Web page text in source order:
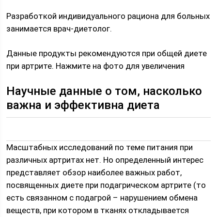
Разработкой индивидуального рациона для больных
занимается врач-диетолог.
Данные продукты рекомендуются при общей диете
при артрите. Нажмите на фото для увеличения
Научные данные о том, насколько
важна и эффективна диета
Масштабных исследований по теме питания при
различных артритах нет. Но определенный интерес
представляет обзор наиболее важных работ,
посвященных диете при подагрическом артрите (то
есть связанном с подагрой – нарушением обмена
веществ, при котором в тканях откладывается